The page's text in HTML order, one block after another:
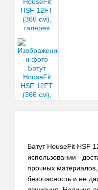
Батут HouseFit HSF
использовании -
прочных
безопасность и не